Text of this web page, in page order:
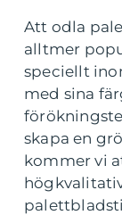
Att odla
alltmer
speciellt
med sina
skapa en
kommer vi